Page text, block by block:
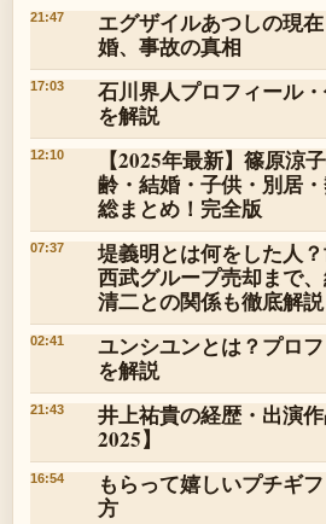
21:47
エグザイルあつしの現
婚、事故の真相
17:03
石川界人プロフィール
を解説
12:10
【2025年最新】篠原涼
齢・結婚・子供・別居
総まとめ！完全版
07:37
堤義明とは何をした人
西武グループ売却まで
清二との関係も徹底解説
02:41
ユンシユンとは？プロ
を解説
21:43
井上祐貴の経歴・出演
2025】
16:54
もらって嬉しいプチギ
方